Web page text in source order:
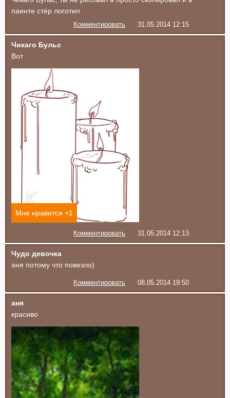
паинте стёр логотип
Комментировать 31.05.2014 12:15
Чикаго Бульс
Вот
Мне нравится +1
Комментировать 31.05.2014 12:13
Чудо девочка
аня потому что повезло)
Комментировать 08.05.2014 19:50
аня
красиво